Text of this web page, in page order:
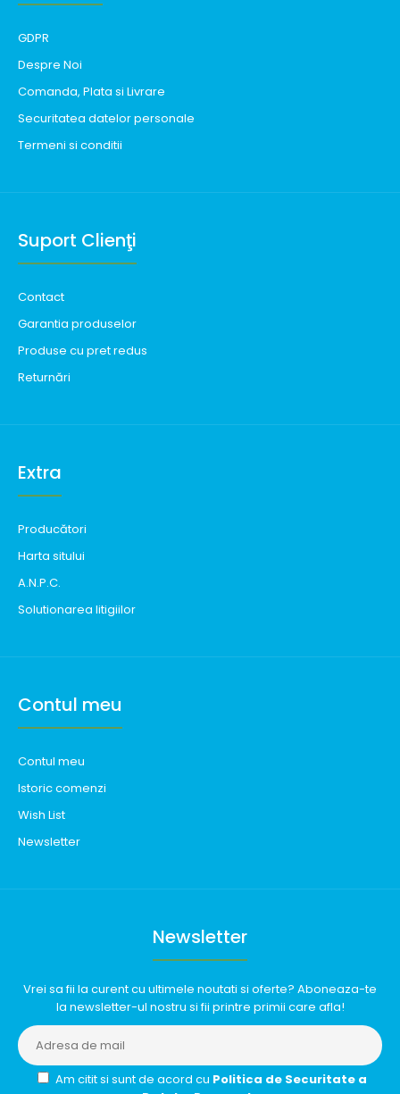
GDPR
Despre Noi
Comanda, Plata si Livrare
Securitatea datelor personale
Termeni si conditii
Suport Clienţi
Contact
Garantia produselor
Produse cu pret redus
Returnări
Extra
Producători
Harta sitului
A.N.P.C.
Solutionarea litigiilor
Contul meu
Contul meu
Istoric comenzi
Wish List
Newsletter
Newsletter
Vrei sa fii la curent cu ultimele noutati si oferte? Aboneaza-te
la newsletter-ul nostru si fii printre primii care afla!
Am citit si sunt de acord cu Politica de Securitate a